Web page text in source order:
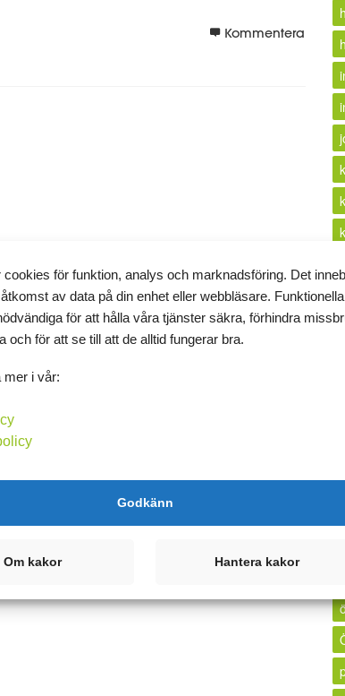
Kommentera
cookies för funktion, analys och marknadsföring. Det
av data på din enhet eller webbläsare. Funktionella
för att hålla våra tjänster säkra, förhindra
och för att se till att de alltid fungerar bra.
mer i vår:
Godkänn
Om kakor Hantera kakor